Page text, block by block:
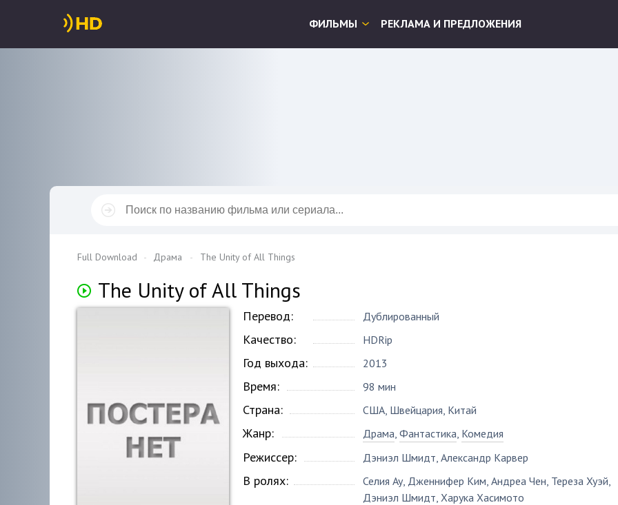
ФИЛЬМЫ РЕКЛАМА И ПРЕДЛОЖЕНИЯ
Full Download Драма The Unity of All Things
The Unity of All Things
Перевод: Дублированный
Качество: HDRip
Год выхода: 2013
Время: 98 мин
Страна: США, Швейцария, Китай
Жанр: Драма, Фантастика, Комедия
Режиссер: Дэниэл Шмидт, Александр Карвер
В ролях: Селия Ау, Дженнифер Ким, Андреа Чен, Тереза Хуэй,
Дэниэл Шмидт, Харука Хасимото